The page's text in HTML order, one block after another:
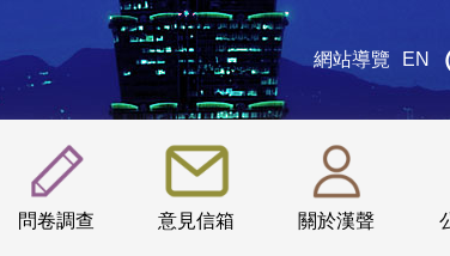
網站導覽 EN
問卷調查 意見信箱 關於漢聲
:::